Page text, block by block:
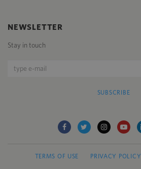
NEWSLETTER
Stay in touch
SUBSCRIBE
TERMS OF USE PRIVACY POLICY